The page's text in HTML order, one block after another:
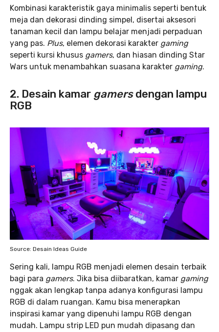
Kombinasi karakteristik gaya minimalis seperti bentuk
meja dan dekorasi dinding simpel, disertai aksesori
tanaman kecil dan lampu belajar menjadi perpaduan
yang pas. Plus, elemen dekorasi karakter gaming
seperti kursi khusus gamers, dan hiasan dinding Star
Wars untuk menambahkan suasana karakter gaming.
2. Desain kamar gamersdengan lampu
RGB
Source: Desain Ideas Guide
Sering kali, lampu RGB menjadi elemen desain terbaik
bagi para gamers. Jika bisa diibaratkan, kamar gaming
nggak akan lengkap tanpa adanya konfigurasi lampu
RGB di dalam ruangan. Kamu bisa menerapkan
inspirasi kamar yang dipenuhi lampu RGB dengan
mudah. Lampu strip LED pun mudah dipasang dan